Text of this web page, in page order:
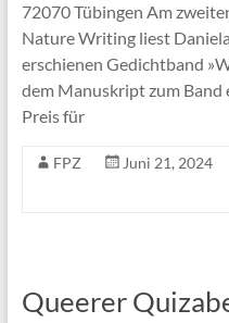
72070 Tübingen Am
Nature Writing liest
erschienen Gedichtband
dem Manuskript zum Band
Preis für
FPZ Juni 21, 2024
Queerer